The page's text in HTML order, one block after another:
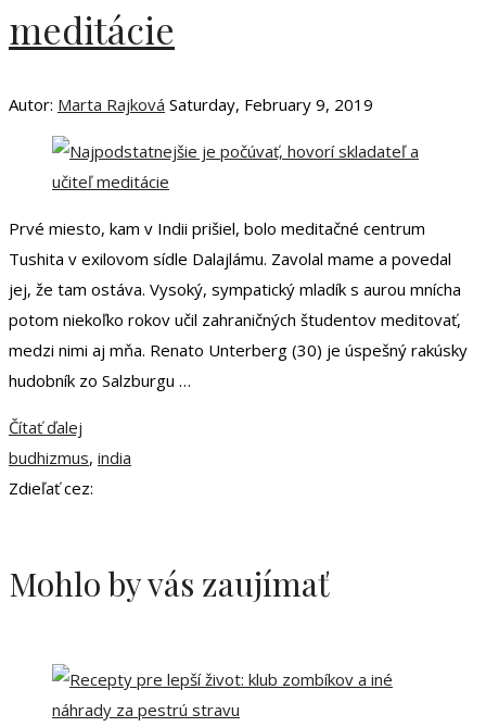
meditácie
Autor: Marta Rajková Saturday, February 9, 2019
Prvé miesto, kam v Indii prišiel, bolo meditačné centrum
Tushita v exilovom sídle Dalajlámu. Zavolal mame a povedal
jej, že tam ostáva. Vysoký, sympatický mladík s aurou mnícha
potom niekoľko rokov učil zahraničných študentov meditovať,
medzi nimi aj mňa. Renato Unterberg (30) je úspešný rakúsky
hudobník zo Salzburgu …
Čítať ďalej
budhizmus, india
Zdieľať cez:
Mohlo by vás zaujímať